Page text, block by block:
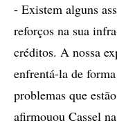
- Existem alguns
reforços na sua
créditos. A nossa
enfrentá-la de
problemas que
afirmouou Cassel